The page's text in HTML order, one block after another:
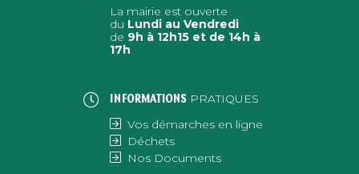
La mairie est ouverte
du Lundi au Vendredi
de 9h à 12h15 et de 14h à
17h
INFORMATIONS PRATIQUES
Vos démarches en ligne
Déchets
Nos Documents